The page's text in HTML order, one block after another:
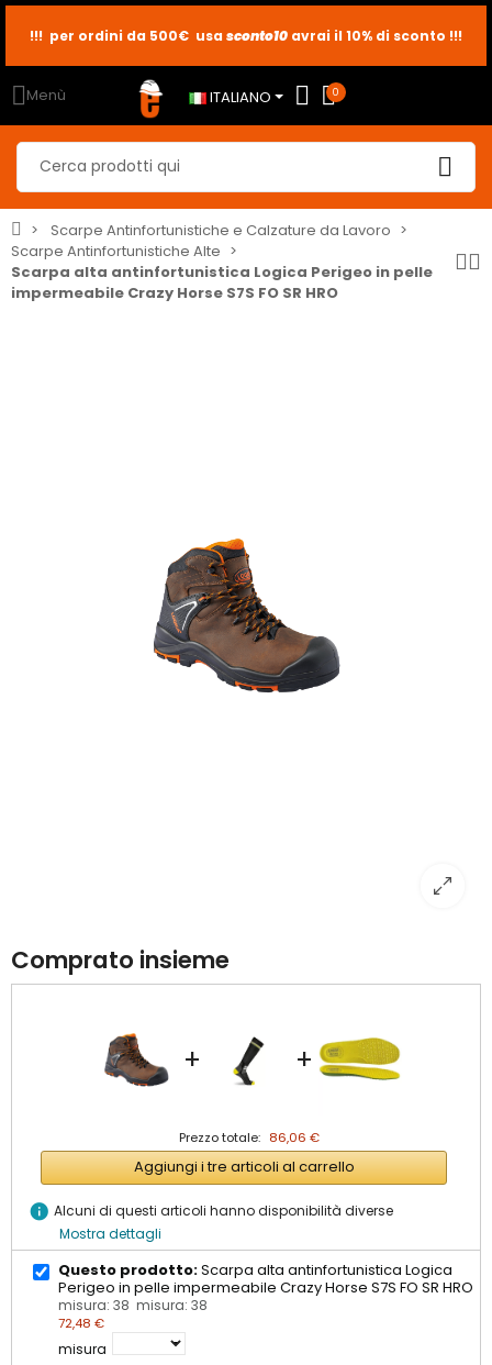
sconto2
sconto5
!!! per ordini da 500€ usa sconto10 avrai il 10% di sconto !!!
Menù ITALIANO 0
Scarpe Antinfortunistiche e Calzature da Lavoro
Scarpe Antinfortunistiche Alte
Scarpa alta antinfortunistica Logica Perigeo in pelle
impermeabile Crazy Horse S7S FO SR HRO
Comprato insieme
+ +
Prezzo totale: 86,06 €
Aggiungi i tre articoli al carrello
info Alcuni di questi articoli hanno disponibilità diverse
Mostra dettagli
Questo prodotto:Scarpa alta antinfortunistica Logica
Perigeo in pelle impermeabile Crazy Horse S7S FO SR HRO
misura: 38 misura: 38
72,48 €
misura